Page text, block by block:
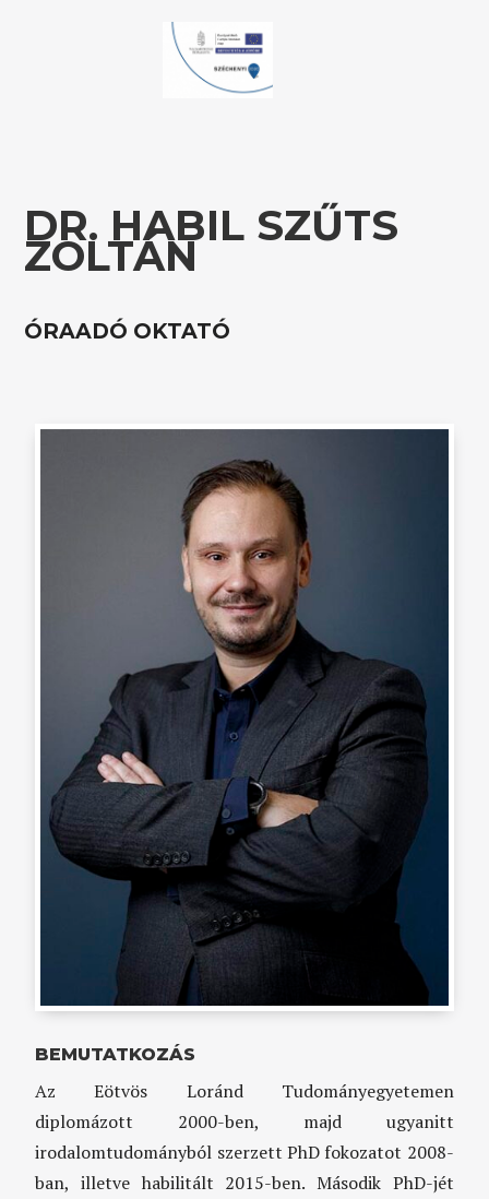
DR. HABIL SZŰTS
ZOLTÁN
ÓRAADÓ OKTATÓ
BEMUTATKOZÁS
Az Eötvös Loránd Tudományegyetemen
diplomázott 2000-ben, majd ugyanitt
irodalomtudományból szerzett PhD fokozatot 2008-
ban, illetve habilitált 2015-ben. Második PhD-jét